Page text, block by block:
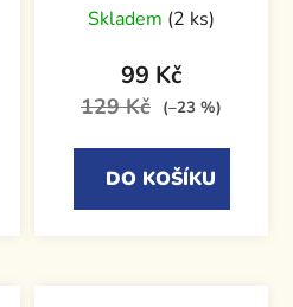
Skladem (2 ks)
99 Kč
129 Kč (–23 %)
DO KOŠÍKU